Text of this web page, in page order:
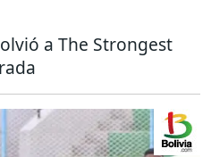
a The Strongest